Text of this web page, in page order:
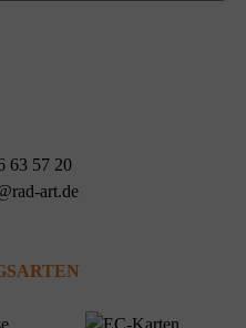
63 57 20
art.de